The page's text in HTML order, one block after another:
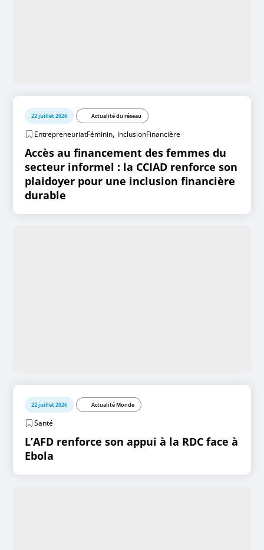
22 juillet 2026 Actualité du réseau
EntrepreneuriatFéminin, InclusionFinancière
Accès au financement des femmes du
secteur informel : la CCIAD renforce son
plaidoyer pour une inclusion financière
durable
22 juillet 2026 Actualité Monde
Santé
L’AFD renforce son appui à la RDC face à
Ebola